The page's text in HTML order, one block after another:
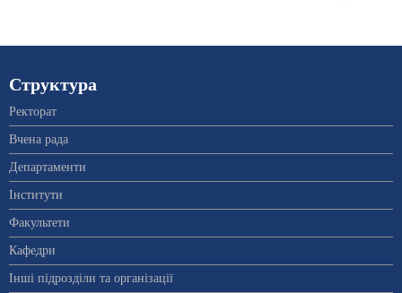
Структура
Ректорат
Вчена рада
Департаменти
Інститути
Факультети
Кафедри
Інші підрозділи та організації